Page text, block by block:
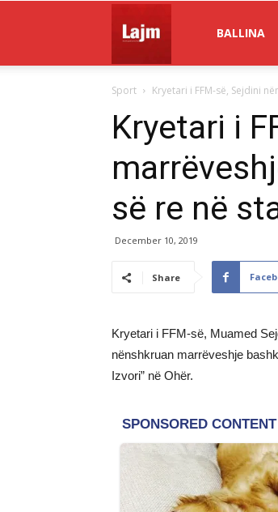
Lajm
BALLINA
Sport Kryetari i FFM-së, Sejdini
Kryetari i
së re në
December 10, 2019
Share
Kryetari i FFM-së, Muamed
nënshkruan marrëveshje
Izvori” në Ohër.